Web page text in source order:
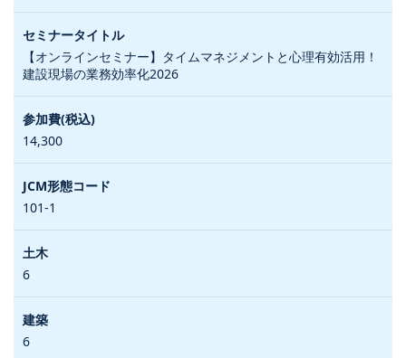
【オンラインセミナー】タイムマネジメントと心理有効活用！
建設現場の業務効率化2026
14,300
101-1
6
6